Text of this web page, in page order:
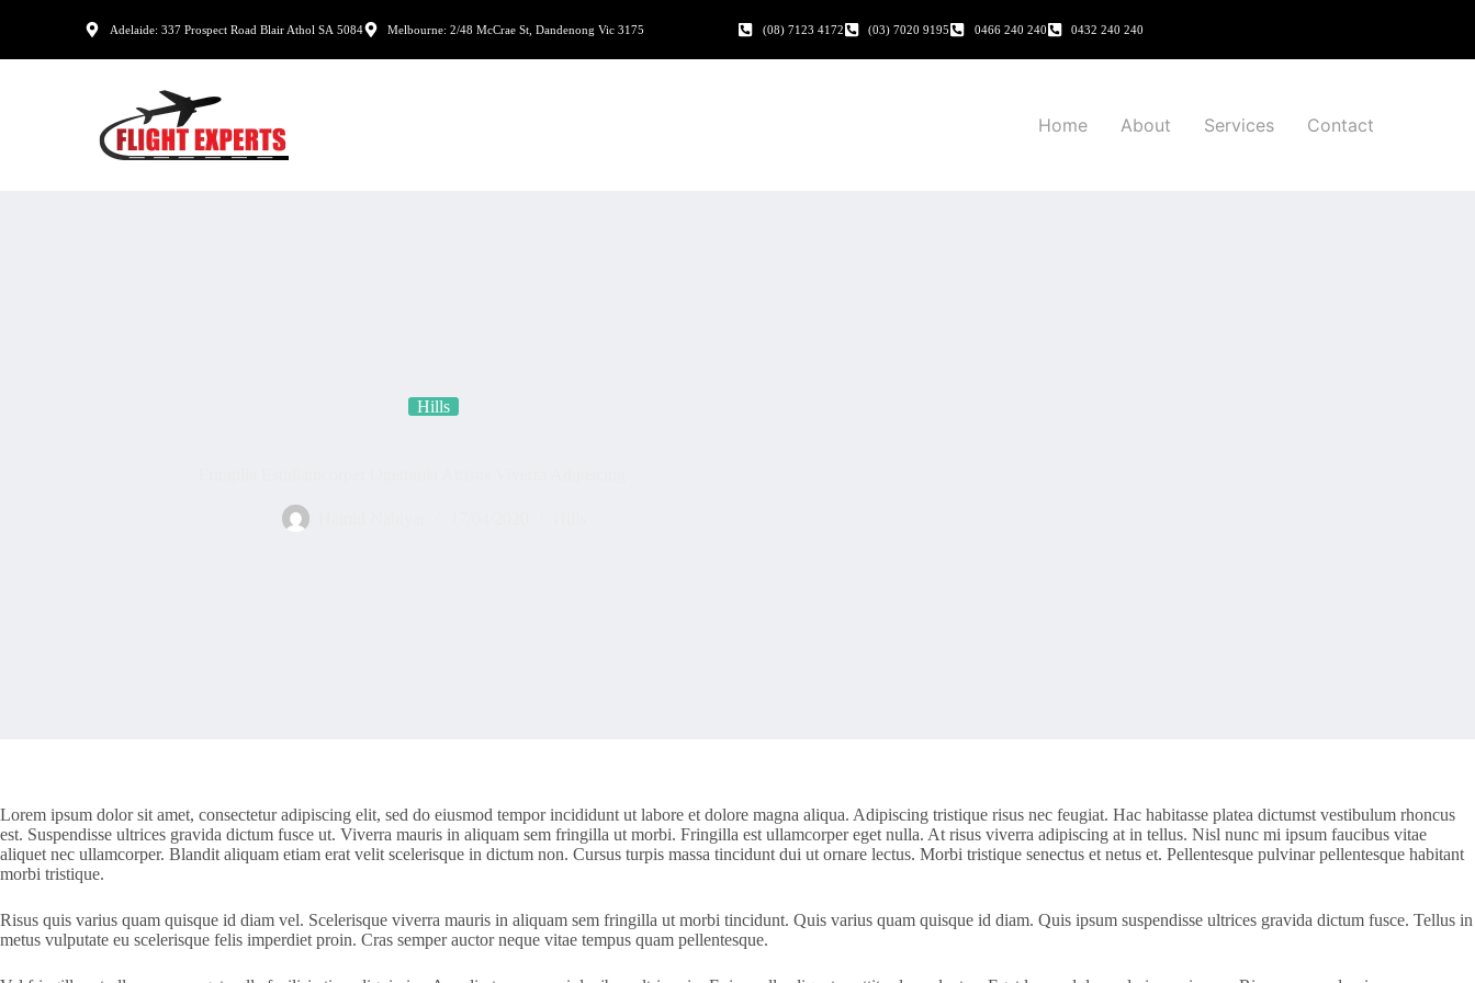
Adelaide: 337 Prospect Road Blair Athol SA 5084 Melbourne: 2/48 McCrae St, Dandenong Vic 3175 (08) 7123 4172 (03) 7020 9195 0466 240 240 0432 240 240
Home About Services Contact
Hills
Lorem ipsum dolor sit amet, consectetur adipiscing elit, sed do eiusmod tempor incididunt ut labore et dolore magna aliqua. Adipiscing tristique risus nec feugiat. Hac habitasse platea dictumst vestibulum rhoncus
est. Suspendisse ultrices gravida dictum fusce ut. Viverra mauris in aliquam sem fringilla ut morbi. Fringilla est ullamcorper eget nulla. At risus viverra adipiscing at in tellus. Nisl nunc mi ipsum faucibus vitae
aliquet nec ullamcorper. Blandit aliquam etiam erat velit scelerisque in dictum non. Cursus turpis massa tincidunt dui ut ornare lectus. Morbi tristique senectus et netus et. Pellentesque pulvinar pellentesque habitant
morbi tristique.
Risus quis varius quam quisque id diam vel. Scelerisque viverra mauris in aliquam sem fringilla ut morbi tincidunt. Quis varius quam quisque id diam. Quis ipsum suspendisse ultrices gravida dictum fusce. Tellus in
metus vulputate eu scelerisque felis imperdiet proin. Cras semper auctor neque vitae tempus quam pellentesque.